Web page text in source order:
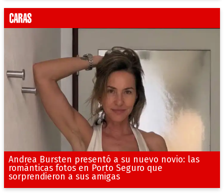
Andrea Bursten presentó a su nuevo novio: las
románticas fotos en Porto Seguro que
sorprendieron a sus amigas